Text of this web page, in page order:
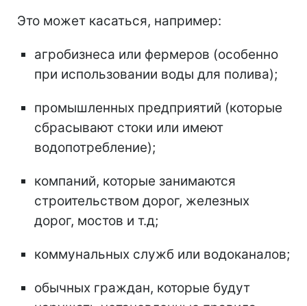
Это может касаться, например:
агробизнеса или фермеров (особенно
при использовании воды для полива);
промышленных предприятий (которые
сбрасывают стоки или имеют
водопотребление);
компаний, которые занимаются
строительством дорог, железных
дорог, мостов и т.д;
коммунальных служб или водоканалов;
обычных граждан, которые будут